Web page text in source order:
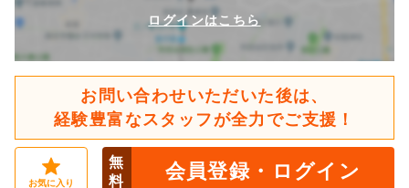
ログインはこちら
お問い合わせいただいた後は、
経験豊富なスタッフが全力でご支援！
お気に入り
無
料
会員登録・ログイン